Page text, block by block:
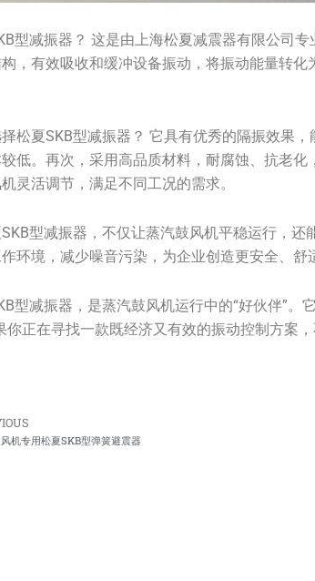
型减振器？ 这是由上海松夏减震器有限公司
，有效吸收和缓冲设备振动，将振动能量转
松夏SKB型减振器？ 它具有优秀的隔振效果
低。再次，采用高品质材料，耐腐蚀、抗老
灵活调节，满足不同工况的需求。
型减振器，不仅让蒸汽鼓风机平稳运行，
环境，减少噪音污染，为企业创造更安全、舒
型减振器，是蒸汽鼓风机运行中的“好伙伴”
你正在寻找一款既经济又有效的振动控制方案
机专用松夏SKB型弹簧避震器